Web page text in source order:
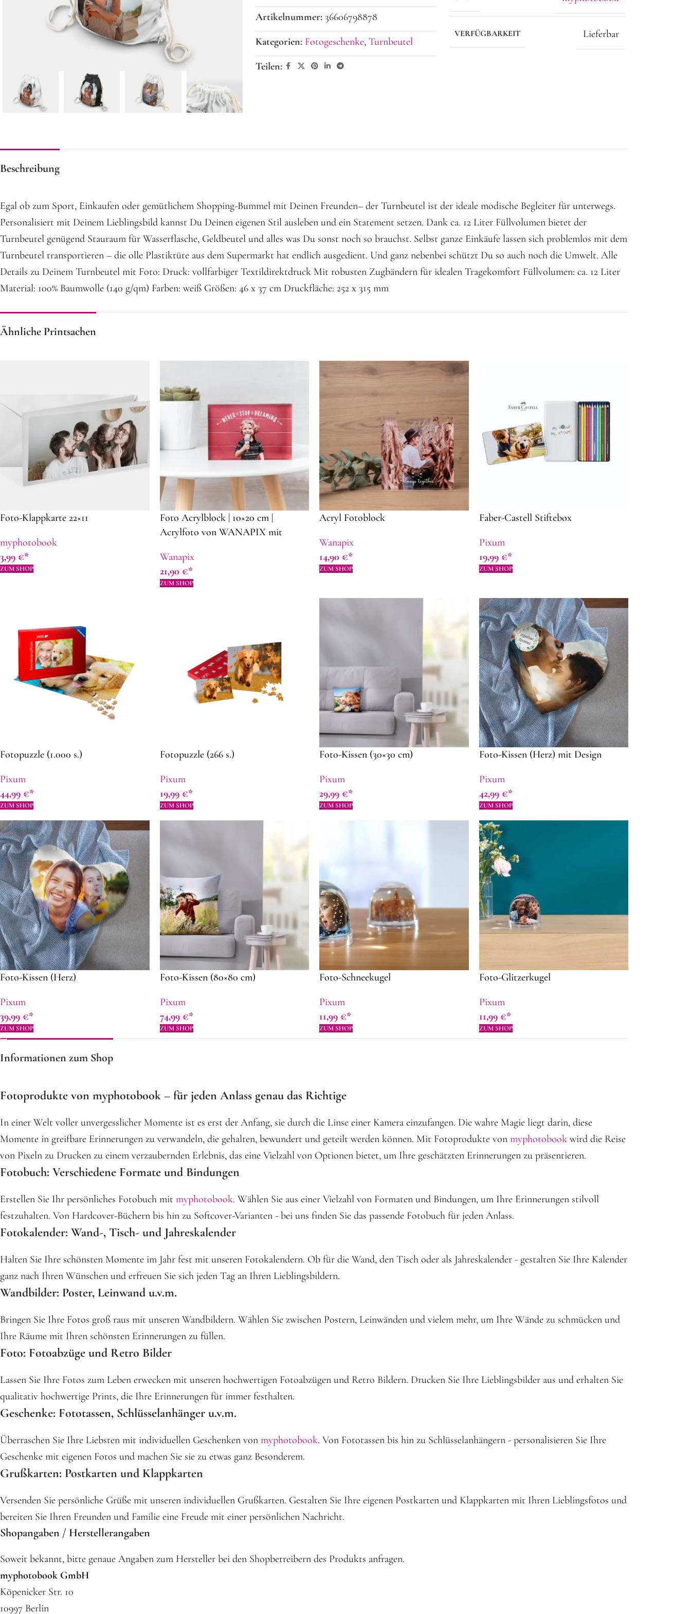
Artikelnummer: 36606798878
Kategorien: Fotogeschenke, Turnbeutel
Teilen:
VERFÜGBARKEIT Lieferbar
Beschreibung
Egal ob zum Sport, Einkaufen oder gemütlichem Shopping-Bummel mit Deinen Freunden– der Turnbeutel ist der ideale modische Begleiter für unterwegs.
Personalisiert mit Deinem Lieblingsbild kannst Du Deinen eigenen Stil ausleben und ein Statement setzen. Dank ca. 12 Liter Füllvolumen bietet der
Turnbeutel genügend Stauraum für Wasserflasche, Geldbeutel und alles was Du sonst noch so brauchst. Selbst ganze Einkäufe lassen sich problemlos mit dem
Turnbeutel transportieren – die olle Plastiktüte aus dem Supermarkt hat endlich ausgedient. Und ganz nebenbei schützt Du so auch noch die Umwelt. Alle
Details zu Deinem Turnbeutel mit Foto: Druck: vollfarbiger Textildirektdruck Mit robusten Zugbändern für idealen Tragekomfort Füllvolumen: ca. 12 Liter
Material: 100% Baumwolle (140 g/qm) Farben: weiß Größen: 46 x 37 cm Druckfläche: 252 x 315 mm
Ähnliche Printsachen
Foto-Klappkarte 22×11
myphotobook
3,99 €
ZUM SHOP
Foto Acrylblock | 10×20 cm |
Acrylfoto von WANAPIX mit
Muttertag
Wanapix
21,90 €
ZUM SHOP
Acryl Fotoblock
Wanapix
14,90 €
ZUM SHOP
Faber-Castell Stiftebox
Pixum
19,99 €
ZUM SHOP
Fotopuzzle (1.000 s.)
Pixum
44,99 €
ZUM SHOP
Fotopuzzle (266 s.)
Pixum
19,99 €
ZUM SHOP
Foto-Kissen (30×30 cm)
Pixum
29,99 €
ZUM SHOP
Foto-Kissen (Herz) mit Design
Pixum
42,99 €
ZUM SHOP
Foto-Kissen (Herz)
Pixum
39,99 €
ZUM SHOP
Foto-Kissen (80×80 cm)
Pixum
74,99 €
ZUM SHOP
Foto-Schneekugel
Pixum
11,99 €
ZUM SHOP
Foto-Glitzerkugel
Pixum
11,99 €
ZUM SHOP
Informationen zum Shop
Fotoprodukte von myphotobook – für jeden Anlass genau das Richtige
In einer Welt voller unvergesslicher Momente ist es erst der Anfang, sie durch die Linse einer Kamera einzufangen. Die wahre Magie liegt darin, diese
Momente in greifbare Erinnerungen zu verwandeln, die gehalten, bewundert und geteilt werden können. Mit Fotoprodukte von myphotobook wird die Reise
von Pixeln zu Drucken zu einem verzaubernden Erlebnis, das eine Vielzahl von Optionen bietet, um Ihre geschätzten Erinnerungen zu präsentieren.
Fotobuch: Verschiedene Formate und Bindungen
Erstellen Sie Ihr persönliches Fotobuch mit myphotobook. Wählen Sie aus einer Vielzahl von Formaten und Bindungen, um Ihre Erinnerungen stilvoll
festzuhalten. Von Hardcover-Büchern bis hin zu Softcover-Varianten - bei uns finden Sie das passende Fotobuch für jeden Anlass.
Fotokalender: Wand-, Tisch- und Jahreskalender
Halten Sie Ihre schönsten Momente im Jahr fest mit unseren Fotokalendern. Ob für die Wand, den Tisch oder als Jahreskalender - gestalten Sie Ihre Kalender
ganz nach Ihren Wünschen und erfreuen Sie sich jeden Tag an Ihren Lieblingsbildern.
Wandbilder: Poster, Leinwand u.v.m.
Bringen Sie Ihre Fotos groß raus mit unseren Wandbildern. Wählen Sie zwischen Postern, Leinwänden und vielem mehr, um Ihre Wände zu schmücken und
Ihre Räume mit Ihren schönsten Erinnerungen zu füllen.
Foto: Fotoabzüge und Retro Bilder
Lassen Sie Ihre Fotos zum Leben erwecken mit unseren hochwertigen Fotoabzügen und Retro Bildern. Drucken Sie Ihre Lieblingsbilder aus und erhalten Sie
qualitativ hochwertige Prints, die Ihre Erinnerungen für immer festhalten.
Geschenke: Fototassen, Schlüsselanhänger u.v.m.
Überraschen Sie Ihre Liebsten mit individuellen Geschenken von myphotobook. Von Fototassen bis hin zu Schlüsselanhängern - personalisieren Sie Ihre
Geschenke mit eigenen Fotos und machen Sie sie zu etwas ganz Besonderem.
Grußkarten: Postkarten und Klappkarten
Versenden Sie persönliche Grüße mit unseren individuellen Grußkarten. Gestalten Sie Ihre eigenen Postkarten und Klappkarten mit Ihren Lieblingsfotos und
bereiten Sie Ihren Freunden und Familie eine Freude mit einer persönlichen Nachricht.
Shopangaben / Herstellerangaben
Soweit bekannt, bitte genaue Angaben zum Hersteller bei den Shopbetreibern des Produkts anfragen.
myphotobook GmbH
Köpenicker Str. 10
10997 Berlin